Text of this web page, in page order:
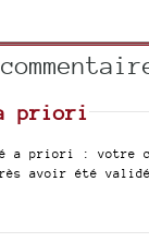
a priori
a priori : votre
avoir été